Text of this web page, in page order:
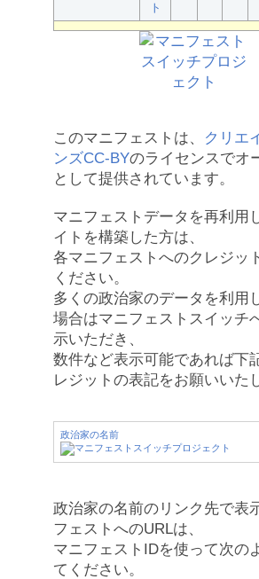
ト
このマニフェストは、
クリエ
ンズCC-BYのライセンスでオ
として提供されています。
マニフェストデータを再利用
イトを構築した方は、
各マニフェストへのクレジッ
ください。
多くの政治家のデータを利用
場合はマニフェストスイッチ
示いただき、
数件など表示可能であれば下
レジットの表記をお願いいた
政治家の名前
政治家の名前のリンク先で表
フェストへのURLは、
マニフェストIDを使って次の
てください。